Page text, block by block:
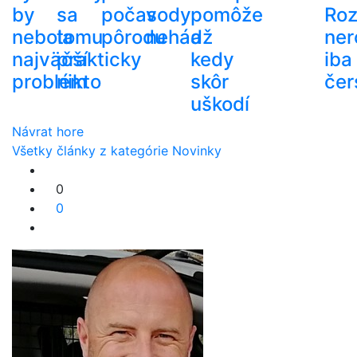
by
nebola
najväčší
problém
sa
tomu
prakticky
nikto
počas
pôrodu
vody
nehádž
pomôže
a
kedy
skôr
uškodí
iba
Návrat hore
Všetky články z kategórie Novinky
0
0